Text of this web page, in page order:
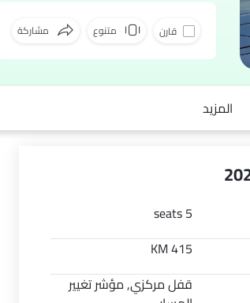
قارن متنوع مشاركة
فيسبوك
المزيد
5 seats
415 KM
قفل مركزي, مؤشر تغيير